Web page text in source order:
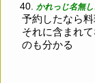
40. かれっじ名無
予約したなら
それに含まれ
のも分かる